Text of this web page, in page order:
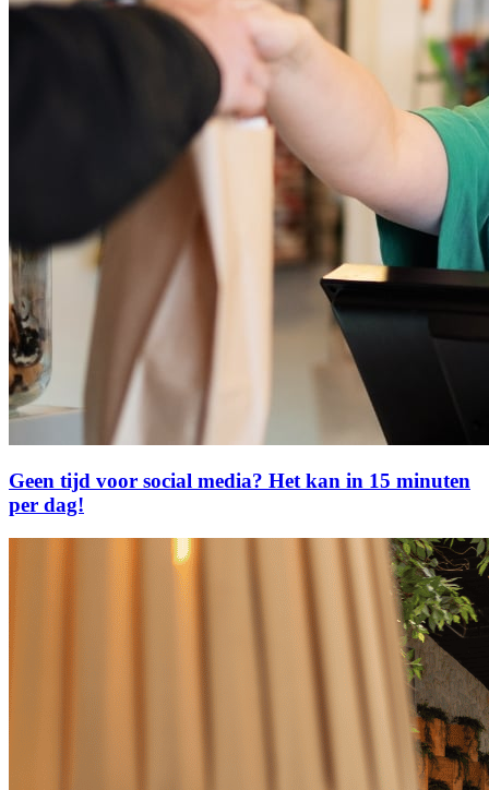
Geen tijd voor social media? Het kan in 15 minuten
per dag!